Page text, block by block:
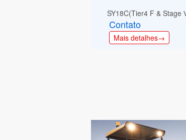
SY18C(Tier4 F & Stage
Contato
Mais detalhes→